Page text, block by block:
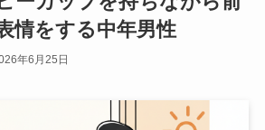
情をする中年男性
年6月25日